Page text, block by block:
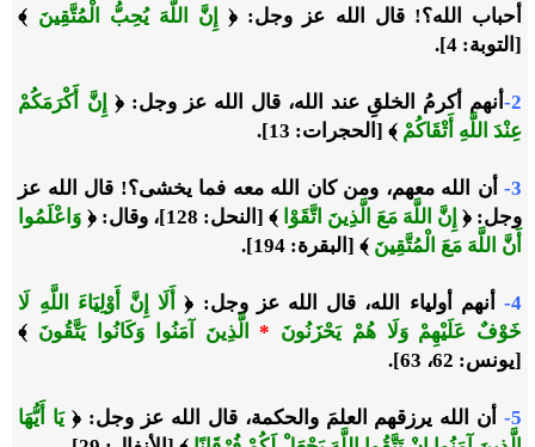
أحباب الله؟! قال الله عز وجل: ﴿ إِنَّ اللَّهَ يُحِبُّ الْمُتَّقِينَ ﴾
[التوبة: 4].
2- أنهم أكرمُ الخلقِ عند الله، قال الله عز وجل:﴿ إِنَّ أَكْرَمَكُمْ
عِنْدَ اللَّهِ أَتْقَاكُمْ ﴾ [الحجرات: 13].
3-
أن الله معهم، ومن كان الله معه فما يخشى؟! قال الله عز
وجل:﴿ إِنَّ اللَّهَ مَعَ الَّذِينَ اتَّقَوْا ﴾ [النحل: 128]، وقال: ﴿ وَاعْلَمُوا
أَنَّ اللَّهَ مَعَ الْمُتَّقِينَ ﴾ [البقرة: 194].
4- أنهم أولياء الله، قال الله عز وجل: ﴿
أَلَا إِنَّ أَوْلِيَاءَ اللَّهِ لَا
خَوْفٌ عَلَيْهِمْ وَلَا هُمْ يَحْزَنُونَ *الَّذِينَ آمَنُوا وَكَانُوا يَتَّقُونَ ﴾
[يونس: 62، 63].
5- أن الله يرزقهم العلمَ والحكمة، قال الله عز وجل: ﴿يَا أَيُّهَا